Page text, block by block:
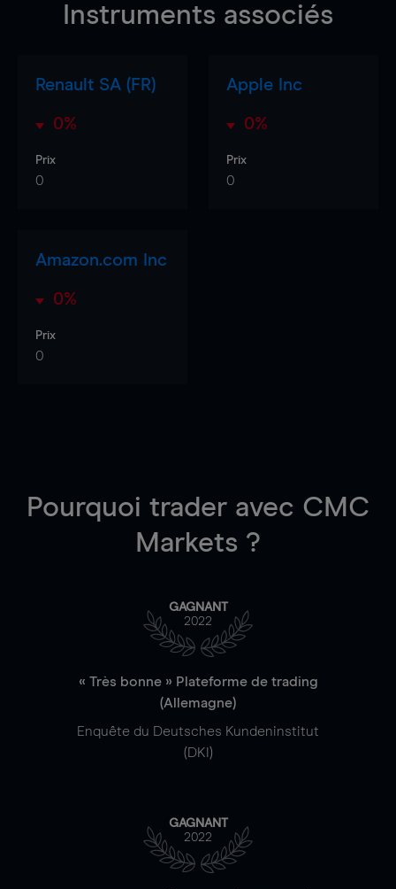
Instruments associés
Renault SA (FR)
0%
Prix
0
Apple Inc
0%
Prix
0
Amazon.com Inc
0%
Prix
0
Pourquoi trader avec CMC
Markets ?
GAGNANT
2022
« Très bonne » Plateforme de trading
(Allemagne)
Enquête du Deutsches Kundeninstitut
(DKI)
GAGNANT
2022